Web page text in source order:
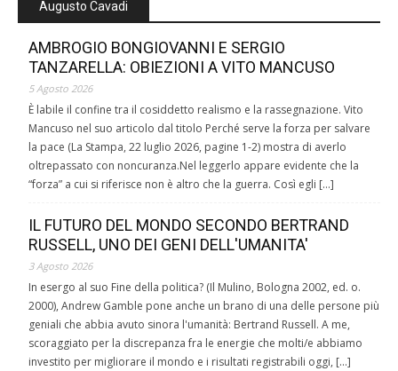
Augusto Cavadi
AMBROGIO BONGIOVANNI E SERGIO
TANZARELLA: OBIEZIONI A VITO MANCUSO
5 Agosto 2026
È labile il confine tra il cosiddetto realismo e la rassegnazione. Vito
Mancuso nel suo articolo dal titolo Perché serve la forza per salvare
la pace (La Stampa, 22 luglio 2026, pagine 1-2) mostra di averlo
oltrepassato con noncuranza.Nel leggerlo appare evidente che la
“forza” a cui si riferisce non è altro che la guerra. Così egli […]
IL FUTURO DEL MONDO SECONDO BERTRAND
RUSSELL, UNO DEI GENI DELL'UMANITA'
3 Agosto 2026
In esergo al suo Fine della politica? (Il Mulino, Bologna 2002, ed. o.
2000), Andrew Gamble pone anche un brano di una delle persone più
geniali che abbia avuto sinora l'umanità: Bertrand Russell. A me,
scoraggiato per la discrepanza fra le energie che molti/e abbiamo
investito per migliorare il mondo e i risultati registrabili oggi, […]